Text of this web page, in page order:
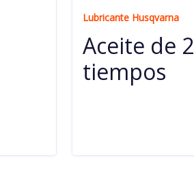
Lubricante Husqvarna
Aceite de 2
tiempos